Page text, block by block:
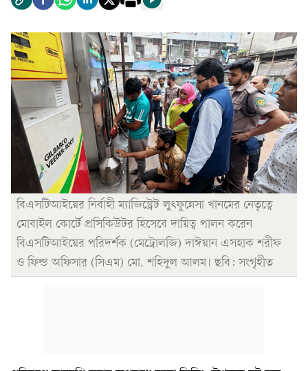
বিএসটিআইয়ের নির্বাহী ম্যাজিস্ট্রেট লুৎফুন্নেসা খানমের নেতৃত্বে
মোবাইল কোর্টে প্রসিকিউটর হিসেবে দায়িত্ব পালন করেন
বিএসটিআইয়ের পরিদর্শক (মেট্রোলজি) দাঈয়ান এসহাক শরীফ
ও ফিল্ড অফিসার (সিএম) মো. শহিদুল আলম। ছবি: সংগৃহীত